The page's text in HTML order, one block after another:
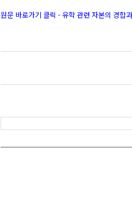
원문 바로가기 클릭 - 유학 관련 자본의 경합